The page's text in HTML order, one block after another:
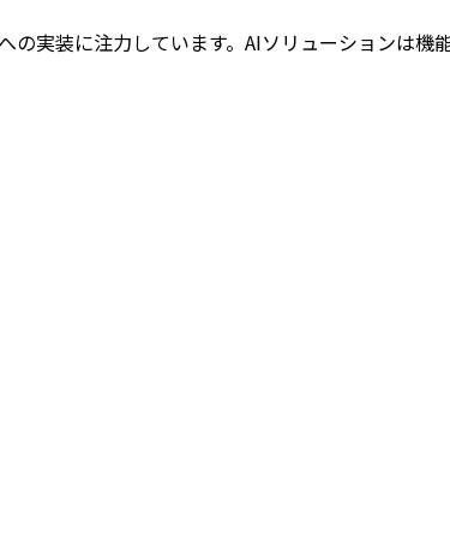
実装に注力しています。AIソリューションは機